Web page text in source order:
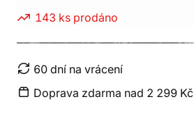
143 ks prodáno
60 dní na vrácení
Doprava zdarma nad 2 299 Kč